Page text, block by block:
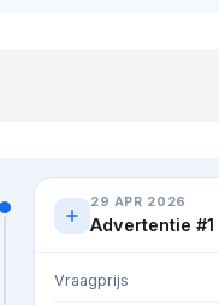
29 APR 2026
Advertentie #1
Vraagprijs